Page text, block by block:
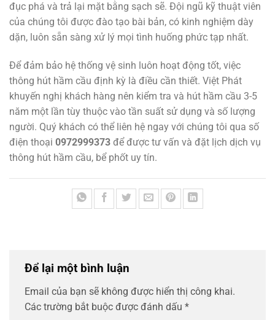
đục phá và trả lại mặt bằng sạch sẽ. Đội ngũ kỹ thuật viên
của chúng tôi được đào tạo bài bản, có kinh nghiệm dày
dặn, luôn sẵn sàng xử lý mọi tình huống phức tạp nhất.
Để đảm bảo hệ thống vệ sinh luôn hoạt động tốt, việc
thông hút hầm cầu định kỳ là điều cần thiết. Việt Phát
khuyến nghị khách hàng nên kiểm tra và hút hầm cầu 3-5
năm một lần tùy thuộc vào tần suất sử dụng và số lượng
người. Quý khách có thể liên hệ ngay với chúng tôi qua số
điện thoại 0972999373 để được tư vấn và đặt lịch dịch vụ
thông hút hầm cầu, bể phốt uy tín.
Để lại một bình luận
Email của bạn sẽ không được hiển thị công khai.
Các trường bắt buộc được đánh dấu *